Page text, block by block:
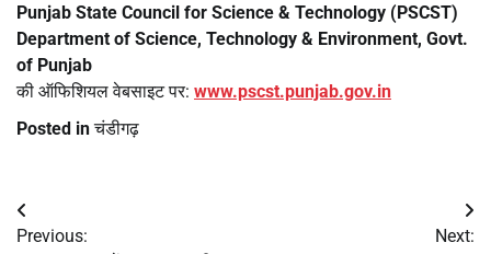
Punjab State Council for Science & Technology (PSCST)
Department of Science, Technology & Environment, Govt.
of Punjab
की ऑफिशियल वेबसाइट पर: www.pscst.punjab.gov.in
Posted inचंडीगढ़
Post
Previous:
Next: